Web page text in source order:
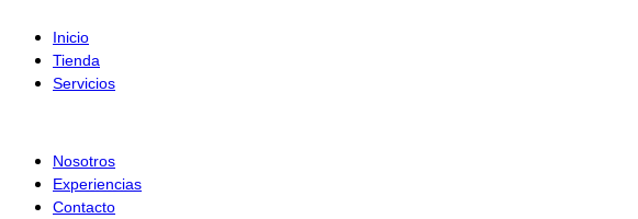
contenido
Inicio
Tienda
Servicios
Nosotros
Experiencias
Contacto